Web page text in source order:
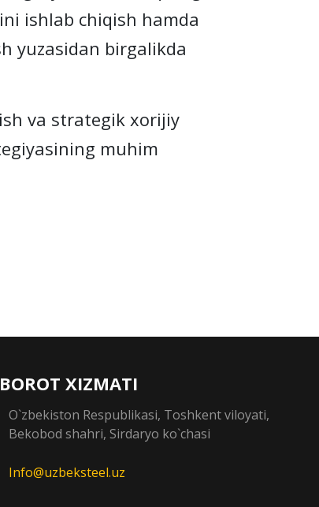
ishlab chiqish hamda
yuzasidan birgalikda
va strategik xorijiy
muhim
XIZMATI
O`zbekiston Respublikasi, Toshkent viloyati,
Bekobod shahri, Sirdaryo ko`chasi
Info@uzbeksteel.uz